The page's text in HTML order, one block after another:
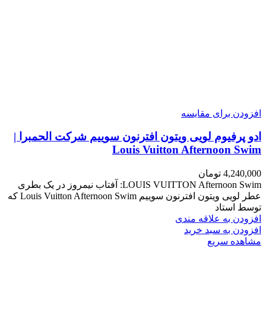
افزودن برای مقایسه
ادو پرفیوم لویی ویتون افترنون سوییم شرکت الحمبرا |
Louis Vuitton Afternoon Swim
4,240,000 تومان
LOUIS VUITTON Afternoon Swim: آفتاب نیمروز در یک بطری
عطر لویی ویتون افترنون سوییم Louis Vuitton Afternoon Swim که
توسط استاد
افزودن به علاقه مندی
افزودن به سبد خرید
مشاهده سریع